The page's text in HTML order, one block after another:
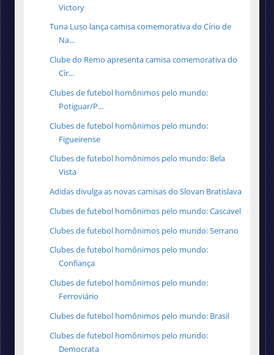
Victory
Tuna Luso lança camisa comemorativa do Círio de
Na...
Clube do Remo apresenta camisa comemorativa do
Cír...
Clubes de futebol homônimos pelo mundo:
Potiguar/P...
Clubes de futebol homônimos pelo mundo:
Figueirense
Clubes de futebol homônimos pelo mundo: Bela
Vista
Adidas divulga as novas camisas do Slovan Bratislava
Clubes de futebol homônimos pelo mundo: Cascavel
Clubes de futebol homônimos pelo mundo: Serrano
Clubes de futebol homônimos pelo mundo:
Confiança
Clubes de futebol homônimos pelo mundo:
Ferroviário
Clubes de futebol homônimos pelo mundo: Brasil
Clubes de futebol homônimos pelo mundo:
Democrata